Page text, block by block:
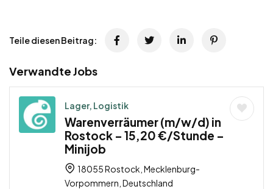
Teile diesen Beitrag:
Verwandte Jobs
Lager, Logistik
Warenverräumer (m/w/d) in
Rostock – 15,20 €/Stunde –
Minijob
18055 Rostock, Mecklenburg-
Vorpommern, Deutschland